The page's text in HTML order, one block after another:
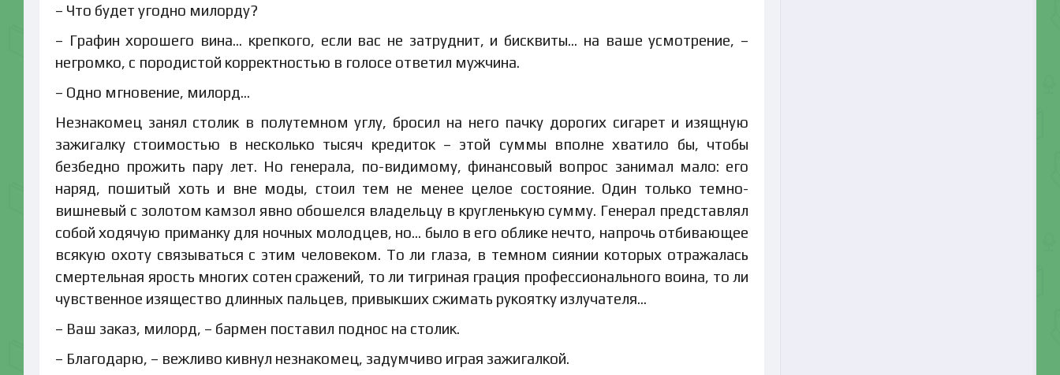
– Что будет угодно милорду?
– Графин хорошего вина… крепкого, если вас не затруднит, и бисквиты… на ваше усмотрение, –
негромко, с породистой корректностью в голосе ответил мужчина.
– Одно мгновение, милорд…
Незнакомец занял столик в полутемном углу, бросил на него пачку дорогих сигарет и изящную
зажигалку стоимостью в несколько тысяч кредиток – этой суммы вполне хватило бы, чтобы
безбедно прожить пару лет. Но генерала, по-видимому, финансовый вопрос занимал мало: его
наряд, пошитый хоть и вне моды, стоил тем не менее целое состояние. Один только темно-
вишневый с золотом камзол явно обошелся владельцу в кругленькую сумму. Генерал представлял
собой ходячую приманку для ночных молодцев, но… было в его облике нечто, напрочь отбивающее
всякую охоту связываться с этим человеком. То ли глаза, в темном сиянии которых отражалась
смертельная ярость многих сотен сражений, то ли тигриная грация профессионального воина, то ли
чувственное изящество длинных пальцев, привыкших сжимать рукоятку излучателя…
– Ваш заказ, милорд, – бармен поставил поднос на столик.
– Благодарю, – вежливо кивнул незнакомец, задумчиво играя зажигалкой.